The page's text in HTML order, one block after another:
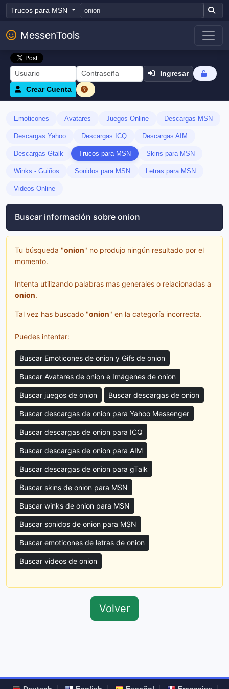
Trucos para MSN
MessenTools
Ingresar
Crear Cuenta
Emoticones Avatares Juegos Online Descargas MSN
Descargas Yahoo Descargas ICQ Descargas AIM
Descargas Gtalk Trucos para MSN Skins para MSN
Winks - Guiños Sonidos para MSN Letras para MSN
Videos Online
Buscar información sobre onion
Tu búsqueda "onion" no produjo ningún resultado por el
momento.
Intenta utilizando palabras mas generales o relacionadas a
onion.
Tal vez has buscado "onion" en la categoría incorrecta.
Puedes intentar:
Buscar Emoticones de onion y Gifs de onion
Buscar Avatares de onion e Imágenes de onion
Buscar juegos de onion Buscar descargas de onion
Buscar descargas de onion para Yahoo Messenger
Buscar descargas de onion para ICQ
Buscar descargas de onion para AIM
Buscar descargas de onion para gTalk
Buscar skins de onion para MSN
Buscar winks de onion para MSN
Buscar sonidos de onion para MSN
Buscar emoticones de letras de onion
Buscar videos de onion
Volver